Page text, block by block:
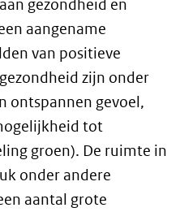
gezondheid en
aangename
van positieve
zijn onder
ontspannen gevoel,
tot
groen). De ruimte in
onder andere
aantal grote